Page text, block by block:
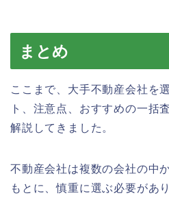
まとめ
ここまで、大手不動産会社を
ト、注意点、おすすめの一括
解説してきました。
不動産会社は複数の会社の中
もとに、慎重に選ぶ必要があ